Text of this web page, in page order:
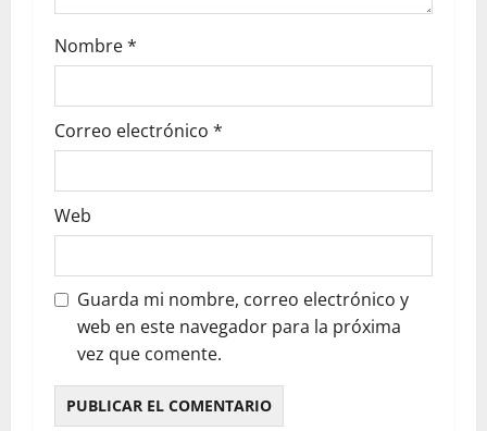
Nombre*
Correo electrónico *
Web
Guarda mi nombre, correo electrónico y
web en este navegador para la próxima
vez que comente.